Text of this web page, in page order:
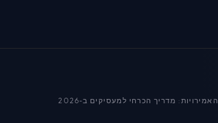
מדריך הכרחי למעסיקים ב-2026